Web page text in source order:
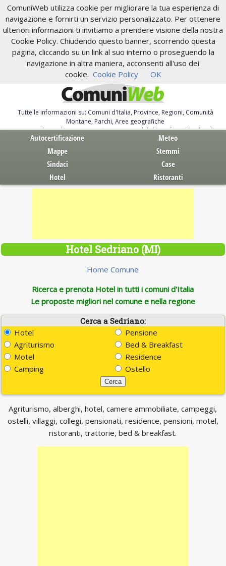
ComuniWeb utilizza cookie per migliorare la tua esperienza di
navigazione e fornirti un servizio personalizzato. Per ottenere
ulteriori informazioni ti invitiamo a prendere visione della nostra
Cookie Policy. Chiudendo questo banner, scorrendo questa
pagina, cliccando su un link al suo interno o proseguendo la
navigazione in altra maniera, acconsenti all'uso dei
cookie. Cookie Policy OK
Tutte le informazioni su: Comuni d'Italia, Province, Regioni, Comunità
Montane, Parchi, Aree geografiche
Servizi al Cittadino. Autocertificazione, moduli, leggi, free download
Autocertificazione
Meteo
Mappe
Stemmi
Sindaci
Case
Hotel
Ristoranti
Hotel Sedriano (MI)
Home Comune
Ricerca e prenota Hotel in tutti i comuni d'Italia
Le proposte migliori nel comune e nella regione
Cerca a Sedriano:
Hotel
Pensione
Agriturismo
Bed & Breakfast
Motel
Residence
Camping
Ostello
Agriturismo, alberghi, hotel, camere ammobiliate, campeggi,
ostelli, villaggi, collegi, pensionati, residence, pensioni, motel,
ristoranti, trattorie, bed & breakfast.